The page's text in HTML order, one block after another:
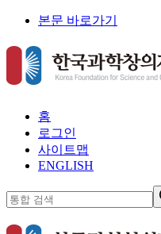
본문 바로가기
홈
로그인
사이트맵
ENGLISH